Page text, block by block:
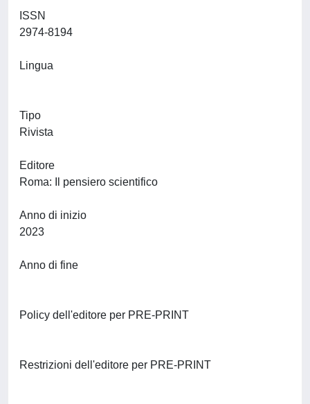
ISSN
Lingua
Tipo
Rivista
Editore
Anno di inizio
Anno di fine
Policy dell'editore per PRE-PRINT
Restrizioni dell'editore per PRE-PRINT